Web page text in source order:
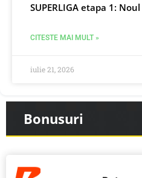
SUPERLIGA etapa 1:
CITESTE MAI MULT »
iulie 21, 2026
Bonusuri